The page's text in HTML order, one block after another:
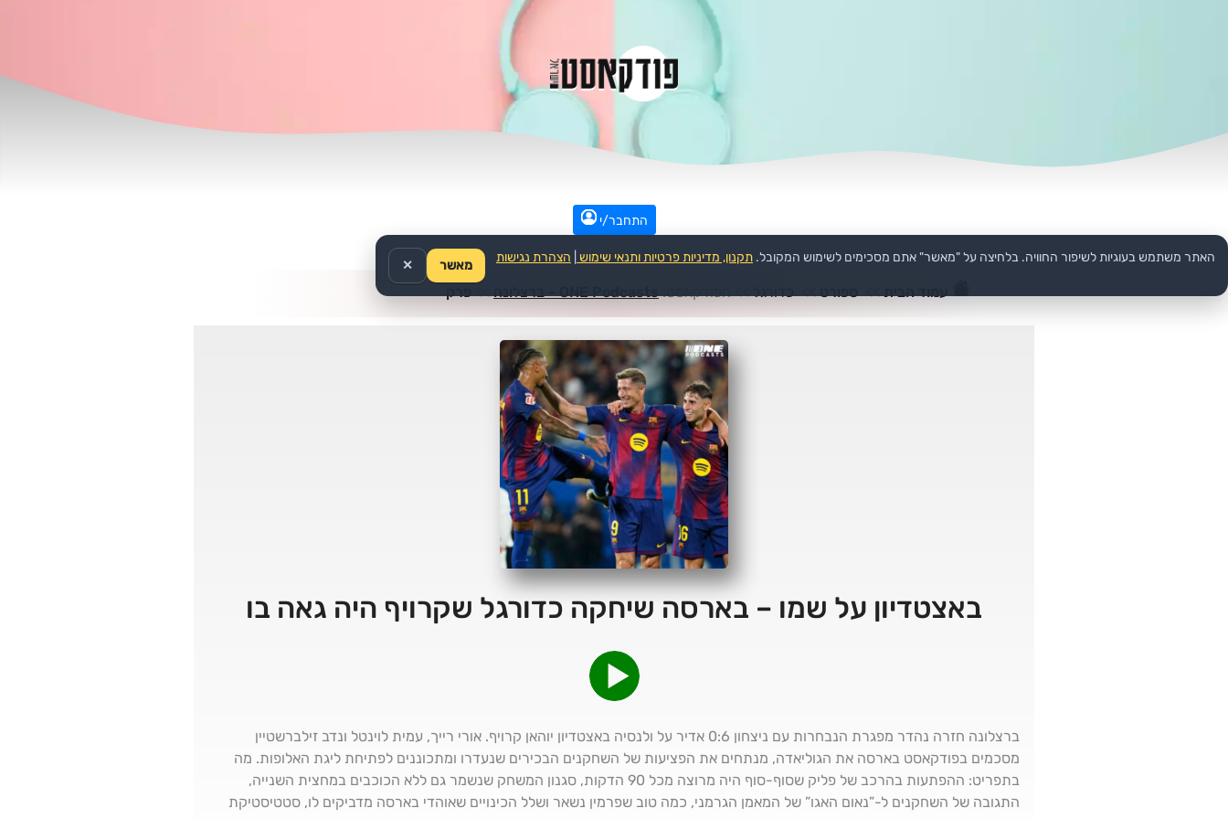
התחבר/י
עמוד הבית >> ספורט >> כדורגל >>הפודקאסט: ONE Podcasts - ברצלונה >>פרק
באצטדיון על שמו – בארסה שיחקה כדורגל שקרויף היה גאה בו
ברצלונה חזרה נהדר מפגרת הנבחרות עם ניצחון 0:6 אדיר על ולנסיה באצטדיון יוהאן קרויף. אורי רייך, עמית לוינטל ונדב זילברשטיין
מסכמים בפודקאסט בארסה את הגוליאדה, מנתחים את הפציעות של השחקנים הבכירים שנעדרו ומתכוננים לפתיחת ליגת האלופות. מה
בתפריט: ההפתעות בהרכב של פליק שסוף-סוף היה מרוצה מכל 90 הדקות, סגנון המשחק שנשמר גם ללא הכוכבים במחצית השנייה,
התגובה של השחקנים ל-”נאום האגו” של המאמן הגרמני, כמה טוב שפרמין נשאר ושלל הכינויים שאוהדי בארסה מדביקים לו, סטטיסטיקת
האתר משתמש בעוגיות לשיפור החוויה. בלחיצה על "מאשר" אתם מסכימים לשימוש המקובל. תקנון, מדיניות פרטיות ותנאי שימוש הצהרת נגישות
מאשר ✕